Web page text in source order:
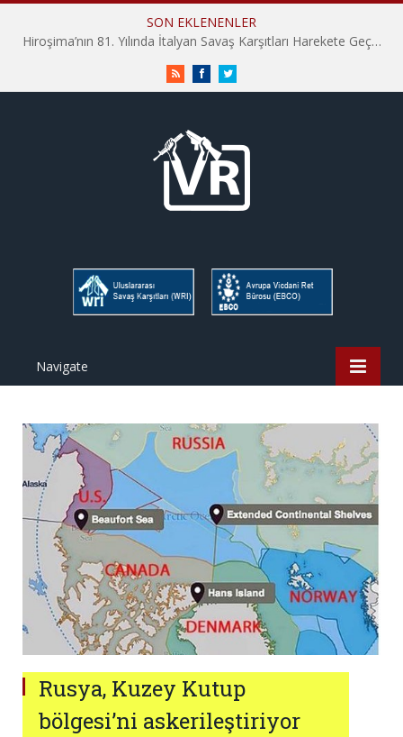
SON EKLENENLER
Hiroşima’nın 81. Yılında İtalyan Savaş Karşıtları Harekete Geçti: “Hatırlamak yeterli değil”
RSS FacebookTwitter
Navigate
Rusya, Kuzey Kutup
bölgesi’ni askerileştiriyor